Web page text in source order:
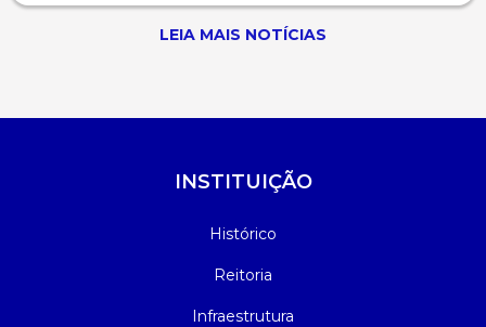
LEIA MAIS NOTÍCIAS
INSTITUIÇÃO
Histórico
Reitoria
Infraestrutura